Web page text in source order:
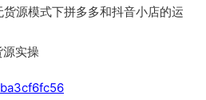
源模式下拼多多和抖音小店的运
实操